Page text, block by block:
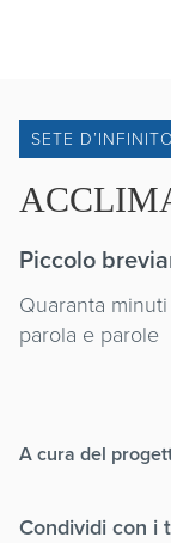
SETE D’INFINITO
Piccolo
Quaranta
parola e parole
A cura del
Condividi con i